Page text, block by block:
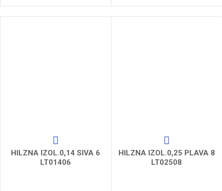
HILZNA IZOL.0,14 SIVA 6
LT01406
HILZNA IZOL.0,25 PLAVA 8
LT02508